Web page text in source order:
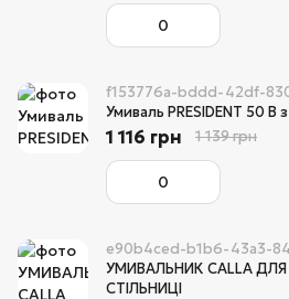
f153776a-bddd-42df-
Умиваль PRESIDENT 50 В
1 116 грн 1 139 грн
e90b4ced-b1b6-43a3-
УМИВАЛЬНИК CALLA
СТІЛЬНИЦІ